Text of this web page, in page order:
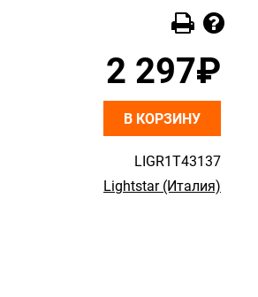
LIGR1T43137
Lightstar (Италия)
2 297₽
В КОРЗИНУ